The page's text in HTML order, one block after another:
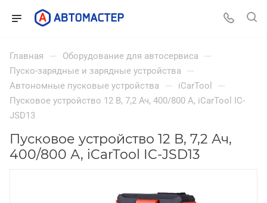
Главная — Оборудование для автосервиса —
Пуско-зарядные и зарядные устройства —
Автономные пусковые устройства — iCarTool —
Пусковое устройство 12 В, 7,2 Ач, 400/800 А, iCarTool IC-
JSD13
Пусковое устройство 12 В, 7,2 Ач,
400/800 А, iCarTool IC-JSD13